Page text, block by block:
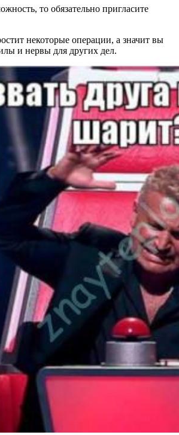
то обязательно пригласите
некоторые операции, а значит вы
и нервы для других дел.